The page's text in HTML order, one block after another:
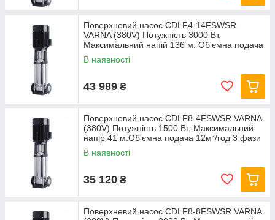
Поверхневий насос CDLF4-14FSWSR
VARNA (380V) Потужність 3000 Вт,
Максимальний напій 136 м. Об'ємна подача
7м³/год 3 фази
В наявності
43 989 ₴
Поверхневий насос CDLF8-4FSWSR VARNA
(380V) Потужність 1500 Вт, Максимальний
напір 41 м.Об'ємна подача 12м³/год 3 фази
В наявності
35 120 ₴
Поверхневий насос CDLF8-8FSWSR VARNA